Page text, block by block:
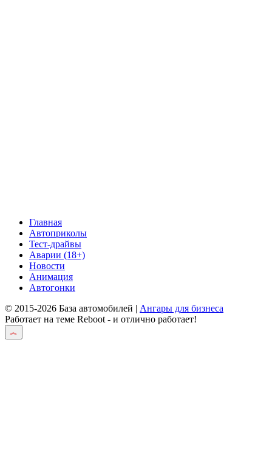
Главная
Автоприколы
Тест-драйвы
Аварии (18+)
Новости
Анимация
Автогонки
© 2015-2026 База автомобилей | Ангары для бизнеса
Работает на теме Reboot - и отлично работает!